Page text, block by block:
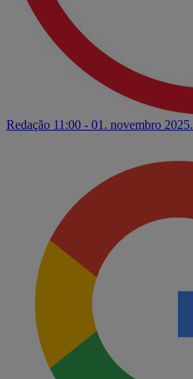
Redação 11:00 - 01. novembro 2025.